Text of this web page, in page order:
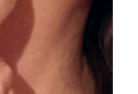
Gel
預計送達日期 8/12/26
預計送達日期 8/8/26
預計送達日期8/11/26